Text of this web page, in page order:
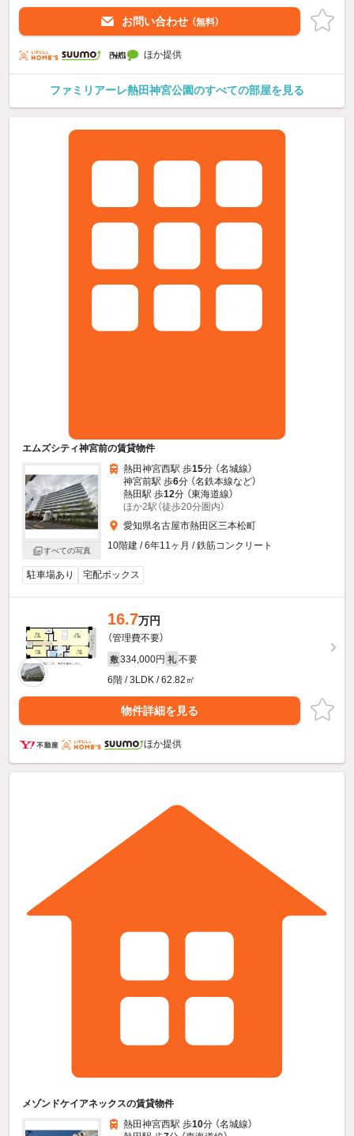
お問い合わせ （無料）
ほか提供
ファミリアーレ熱田神宮公園のすべての部屋を見る
エムズシティ神宮前の賃貸物件
すべての写真
熱田神宮西駅 歩15分 （名城線）
神宮前駅 歩6分 （名鉄本線など）
熱田駅 歩12分 （東海道線）
ほか2駅（徒歩20分圏内）
愛知県名古屋市熱田区三本松町
10階建 / 6年11ヶ月 / 鉄筋コンクリート
駐車場あり 宅配ボックス
16.7万円
（管理費不要）
敷 334,000円 礼 不要
6階 / 3LDK / 62.82㎡
物件詳細を見る
ほか提供
メゾンドケイアネックスの賃貸物件
熱田神宮西駅 歩10分 （名城線）